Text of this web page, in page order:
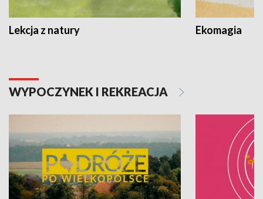
Lekcja z natury Ekomagia
WYPOCZYNEK I REKREACJA